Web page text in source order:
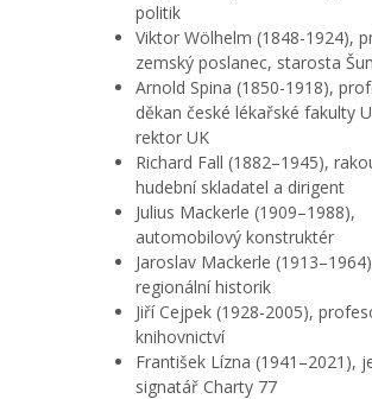
politik
Viktor Wölhelm (1848-1924),
zemský poslanec, starosta
Arnold Spina (1850-1918),
děkan české lékařské fakulty
rektor UK
Richard Fall (1882–1945),
hudební skladatel a dirigent
Julius Mackerle (1909–1988),
automobilový konstruktér
Jaroslav Mackerle
regionální historik
Jiří Cejpek (1928-2005),
knihovnictví
František Lízna (1941–2021),
signatář Charty 77